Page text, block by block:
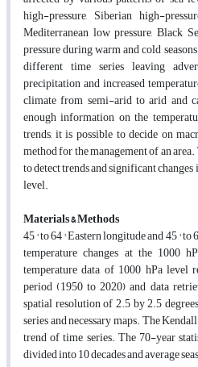
high-pressure, Siberian high-
Mediterranean low pressure, Black
pressure during warm and cold
different time series leaving
precipitation and increased
climate from semi-arid to arid and
enough information on the
trends, it is possible to decide on
method for the management of an
to detect trends and significant
level.
Materials & Methods
45 ° to 64 ° Eastern longitude and 45 °
temperature changes at the 1000
temperature data of 1000 hPa level
period (1950 to 2020) and data
spatial resolution of 2.5 by 2.5
series and necessary maps. The
trend of time series. The 70-year
divided into 10 decades and average